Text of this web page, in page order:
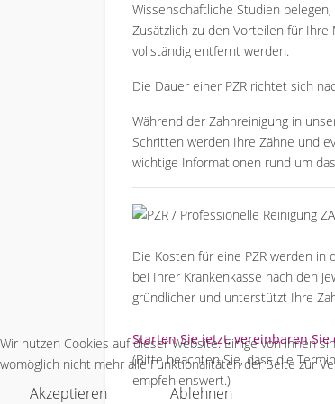
Wissenschaftliche Studien
Zusätzlich zu den Vorteilen für Ihre
vollständig entfernt werden.
Die Dauer einer PZR richtet sich
Während der Zahnreinigung in
Schritten werden Ihre Zähne und
wichtige Informationen rund um
Die Kosten für eine PZR werden in
bei Ihrer Krankenkasse nach den
gründlicher und unterstützt Ihre
Starten Sie jetzt, vereinbaren
(Bitte beachten Sie, dass die
empfehlenswert.)
Wir nutzen Cookies auf dieser Website. Einige von ihnen
womöglich nicht mehr alle Funktionalitäten der Seite zur
Akzeptieren Ablehnen